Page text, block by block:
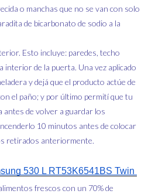
o manchas que no se van con solo
de bicarbonato de sodio a la
Esto incluye: paredes, techo
de la puerta. Una vez aplicado
y dejá que el producto actúe de
el paño; y por último permití que tu
de volver a guardar los
10 minutos antes de colocar
retirados anteriormente.
530 L RT53K6541BS Twin
frescos con un 70% de